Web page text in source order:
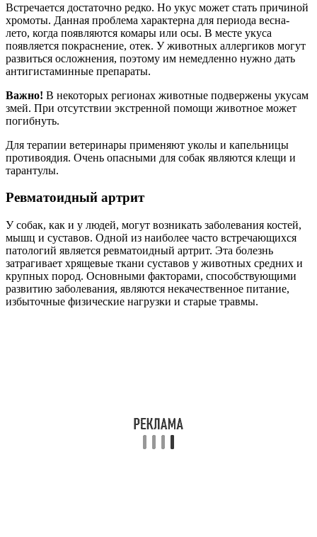
Встречается достаточно редко. Но укус может стать причиной
хромоты. Данная проблема характерна для периода весна-
лето, когда появляются комары или осы. В месте укуса
появляется покраснение, отек. У животных аллергиков могут
развиться осложнения, поэтому им немедленно нужно дать
антигистаминные препараты.
Важно! В некоторых регионах животные подвержены укусам
змей. При отсутствии экстренной помощи животное может
погибнуть.
Для терапии ветеринары применяют уколы и капельницы
противоядия. Очень опасными для собак являются клещи и
тарантулы.
Ревматоидный артрит
У собак, как и у людей, могут возникать заболевания костей,
мышц и суставов. Одной из наиболее часто встречающихся
патологий является ревматоидный артрит. Эта болезнь
затрагивает хрящевые ткани суставов у животных средних и
крупных пород. Основными факторами, способствующими
развитию заболевания, являются некачественное питание,
избыточные физические нагрузки и старые травмы.